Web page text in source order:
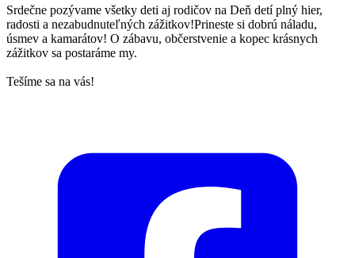
Srdečne pozývame všetky deti aj rodičov na Deň detí plný hier,
radosti a nezabudnuteľných zážitkov!Prineste si dobrú náladu,
úsmev a kamarátov! O zábavu, občerstvenie a kopec krásnych
zážitkov sa postaráme my.
Tešíme sa na vás!